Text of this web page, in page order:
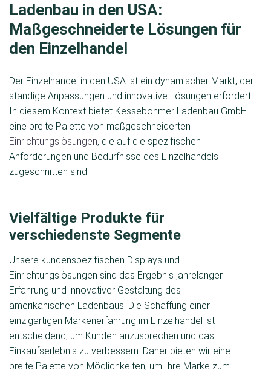
Ladenbau in den USA:
Maßgeschneiderte Lösungen für
den Einzelhandel
Der Einzelhandel in den USA ist ein dynamischer Markt, der
ständige Anpassungen und innovative Lösungen erfordert.
In diesem Kontext bietet Kesseböhmer Ladenbau GmbH
eine breite Palette von maßgeschneiderten
Einrichtungslösungen, die auf die spezifischen
Anforderungen und Bedürfnisse des Einzelhandels
zugeschnitten sind.
Vielfältige Produkte für
verschiedenste Segmente
Unsere kundenspezifischen Displays und
Einrichtungslösungen sind das Ergebnis jahrelanger
Erfahrung und innovativer Gestaltung des
amerikanischen Ladenbaus. Die Schaffung einer
einzigartigen Markenerfahrung im Einzelhandel ist
entscheidend, um Kunden anzusprechen und das
Einkaufserlebnis zu verbessern. Daher bieten wir eine
breite Palette von Möglichkeiten, um Ihre Marke zum